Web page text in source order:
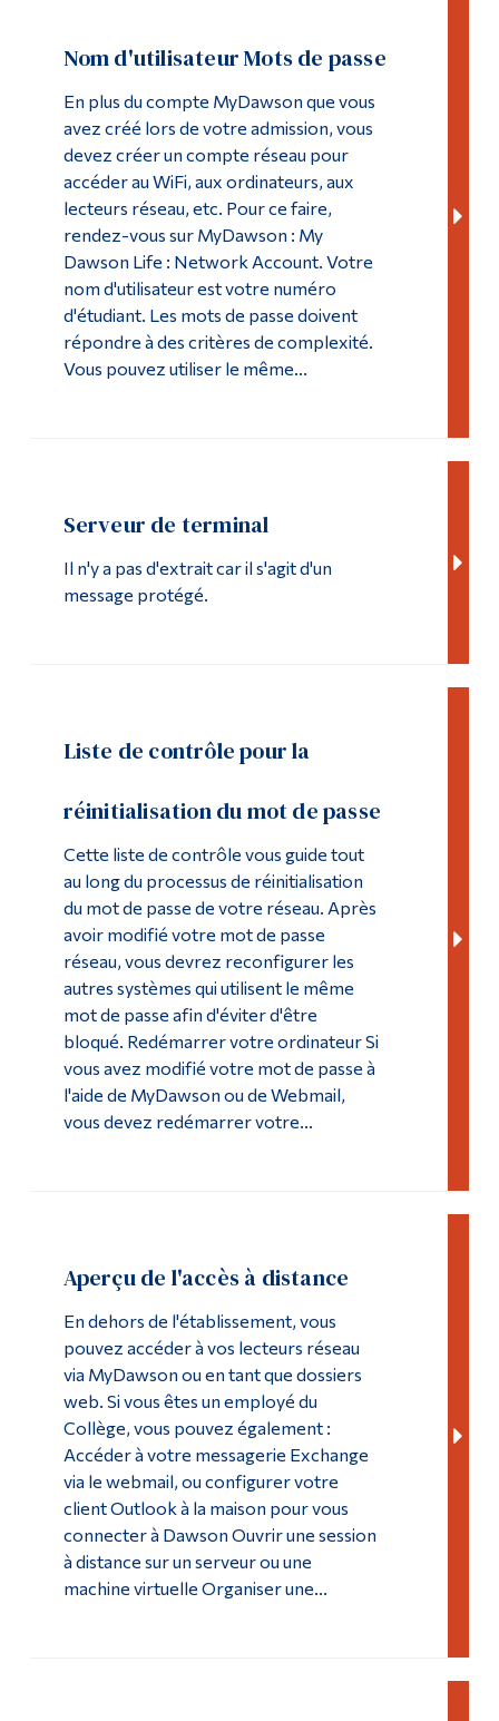
Nom d'utilisateur Mots de passe
En plus du compte MyDawson que vous
avez créé lors de votre admission, vous
devez créer un compte réseau pour
accéder au WiFi, aux ordinateurs, aux
lecteurs réseau, etc. Pour ce faire,
rendez-vous sur MyDawson : My
Dawson Life : Network Account. Votre
nom d'utilisateur est votre numéro
d'étudiant. Les mots de passe doivent
répondre à des critères de complexité.
Vous pouvez utiliser le même...
Serveur de terminal
Il n'y a pas d'extrait car il s'agit d'un
message protégé.
Liste de contrôle pour la
réinitialisation du mot de passe
Cette liste de contrôle vous guide tout
au long du processus de réinitialisation
du mot de passe de votre réseau. Après
avoir modifié votre mot de passe
réseau, vous devrez reconfigurer les
autres systèmes qui utilisent le même
mot de passe afin d'éviter d'être
bloqué. Redémarrer votre ordinateur Si
vous avez modifié votre mot de passe à
l'aide de MyDawson ou de Webmail,
vous devez redémarrer votre...
Aperçu de l'accès à distance
En dehors de l'établissement, vous
pouvez accéder à vos lecteurs réseau
via MyDawson ou en tant que dossiers
web. Si vous êtes un employé du
Collège, vous pouvez également :
Accéder à votre messagerie Exchange
via le webmail, ou configurer votre
client Outlook à la maison pour vous
connecter à Dawson Ouvrir une session
à distance sur un serveur ou une
machine virtuelle Organiser une...